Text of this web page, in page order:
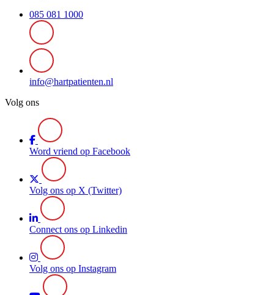
085 081 1000
info@hartpatienten.nl
Volg ons
Word vriend op Facebook
Volg ons op X (Twitter)
Connect ons op Linkedin
Volg ons op Instagram